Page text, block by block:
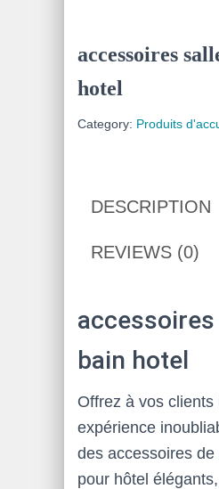
accessoires
hotel
Category: Produits
DESCRIPTION
REVIEWS (0)
bain hotel
Offrez à vos clients
expérience
des accessoires
pour hôtel